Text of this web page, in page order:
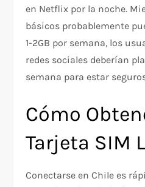
en Netflix por la noche.
básicos probablemente
1-2GB por semana, los
redes sociales deberían
semana para estar
Cómo
Tarjeta SIM
Conectarse en Chile es